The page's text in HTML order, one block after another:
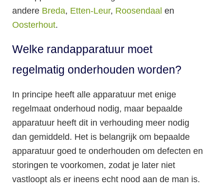
andere Breda, Etten-Leur, Roosendaal en
Oosterhout.
Welke randapparatuur moet
regelmatig onderhouden worden?
In principe heeft alle apparatuur met enige
regelmaat onderhoud nodig, maar bepaalde
apparatuur heeft dit in verhouding meer nodig
dan gemiddeld. Het is belangrijk om bepaalde
apparatuur goed te onderhouden om defecten en
storingen te voorkomen, zodat je later niet
vastloopt als er ineens echt nood aan de man is.